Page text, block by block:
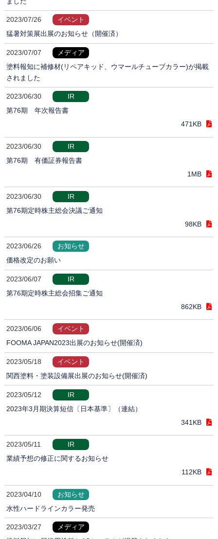
2023/07/26
イベント
猛暑対策展出展のお知らせ（開催済）
2023/07/07
メディア
塗料報知に補修材(リペアキッド、ウマールチューブカラー)が掲載
されました
2023/06/30
IR
第76期 年次報告書
471KB
2023/06/30
IR
第76期 有価証券報告書
1MB
2023/06/30
IR
第76期定時株主総会決議ご通知
98KB
2023/06/26
お知らせ
価格改定のお願い
2023/06/07
IR
第76期定時株主総会招集ご通知
862KB
2023/06/06
イベント
FOOMA JAPAN2023出展のお知らせ(開催済)
2023/05/18
イベント
関西塗料・塗装設備展出展のお知らせ(開催済)
2023/05/12
IR
2023年3月期決算短信〔日本基準〕（連結）
341KB
2023/05/11
IR
業績予想の修正に関するお知らせ
112KB
2023/04/10
お知らせ
水性ハードラインカラー発売
2023/03/27
メディア